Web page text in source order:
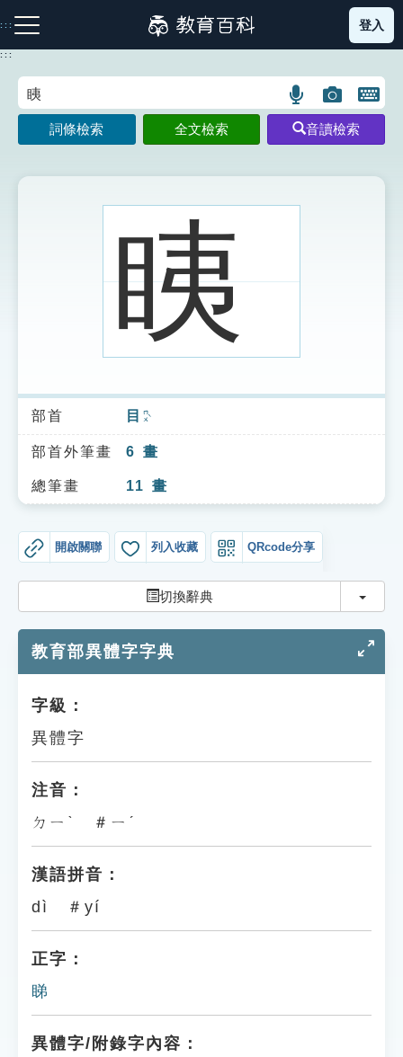
到
主
:::
注音索引圖示 筆畫索引圖示 部首索引表圖示
索引選單
知識索引
單字索引
貓頭鷹博士
登入
:::
語
言
搜
示
圖
片
搜
開
鍵
圖
詞條檢索 全文檢索 音讀檢索
眱
部首 目 ㄇㄨˋ
部首外筆畫 6 畫
總筆畫 11 畫
開啟關聯 列入收藏 QRcode分享
切換辭典 切換
教育部異體字字典
字級：
異體字
注音：
ㄉㄧˋ ＃ㄧˊ
漢語拼音：
dì ＃yí
正字：
睇
異體字/附錄字內容：